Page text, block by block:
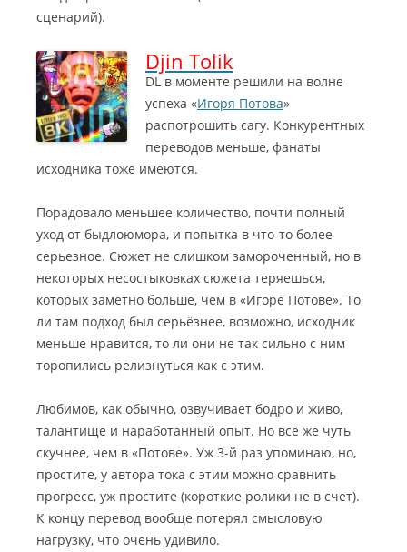
сценарий).
Djin Tolik
DL в моменте решили на волне
успеха «Игоря Потова»
распотрошить сагу. Конкурентных
переводов меньше, фанаты
исходника тоже имеются.
Порадовало меньшее количество, почти полный
уход от быдлоюмора, и попытка в что-то более
серьезное. Сюжет не слишком замороченный, но в
некоторых несостыковках сюжета теряешься,
которых заметно больше, чем в «Игоре Потове». То
ли там подход был серьёзнее, возможно, исходник
меньше нравится, то ли они не так сильно с ним
торопились релизнуться как с этим.
Любимов, как обычно, озвучивает бодро и живо,
талантище и наработанный опыт. Но всё же чуть
скучнее, чем в «Потове». Уж 3-й раз упоминаю, но,
простите, у автора тока с этим можно сравнить
прогресс, уж простите (короткие ролики не в счет).
К концу перевод вообще потерял смысловую
нагрузку, что очень удивило.